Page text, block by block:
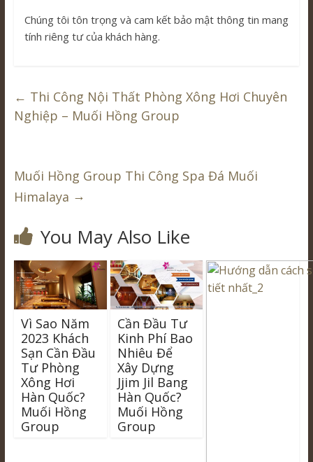
Chúng tôi tôn trọng và cam kết bảo mật thông tin mang
tính riêng tư của khách hàng.
← Thi Công Nội Thất Phòng Xông Hơi Chuyên
Nghiệp – Muối Hồng Group
Muối Hồng Group Thi Công Spa Đá Muối
Himalaya →
You May Also Like
Vì Sao Năm
2023 Khách
Sạn Cần Đầu
Tư Phòng
Xông Hơi
Hàn Quốc?
Muối Hồng
Group
Cần Đầu Tư
Kinh Phí Bao
Nhiêu Để
Xây Dựng
Jjim Jil Bang
Hàn Quốc?
Muối Hồng
Group